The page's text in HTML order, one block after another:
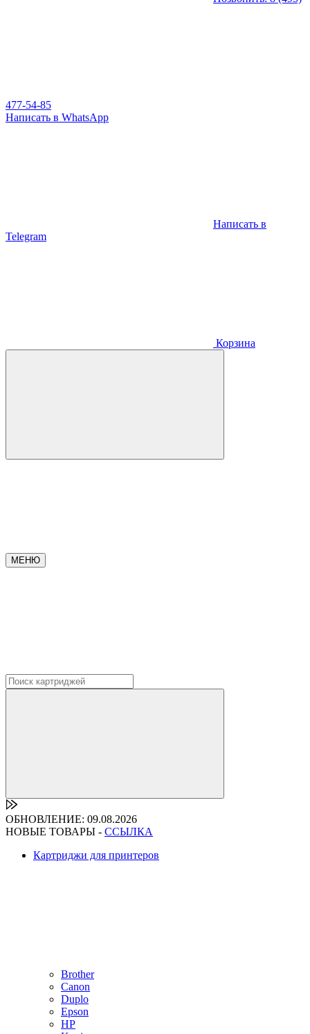
477-54-85
Написать в WhatsApp
Написать в
Telegram
Корзина
МЕНЮ
ОБНОВЛЕНИЕ: 09.08.2026
НОВЫЕ ТОВАРЫ - ССЫЛКА
Картриджи для принтеров
Brother
Canon
Duplo
Epson
HP